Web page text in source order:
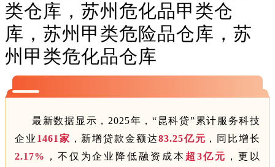
类仓库，苏州危化品甲类仓
库，苏州甲类危险品仓库，苏
州甲类危化品仓库
最新数据显示，2025年，“昆科贷”累计服务科技
企业 1461家 ，新增贷款金额达83.25亿元 ，同比增长
2.17%
，不仅为企业降低融资成本 超3亿元 ，更以